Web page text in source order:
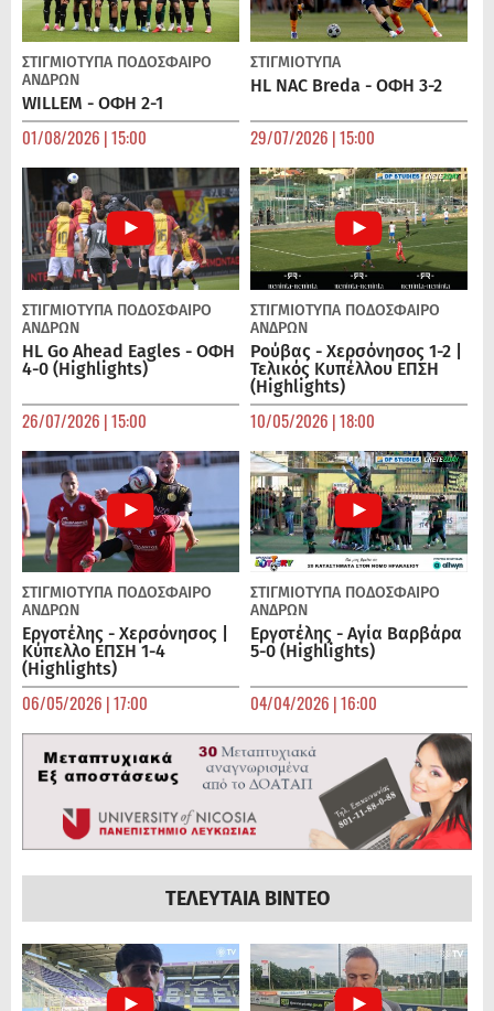
ΣΤΙΓΜΙΟΤΥΠΑ ΠΟΔΌΣΦΑΙΡΟ
ΑΝΔΡΏΝ
WILLEM - ΟΦΗ 2-1
01/08/2026 | 15:00
ΣΤΙΓΜΙΟΤΥΠΑ
HL NAC Breda - ΟΦΗ 3-2
29/07/2026 | 15:00
ΣΤΙΓΜΙΟΤΥΠΑ ΠΟΔΌΣΦΑΙΡΟ
ΑΝΔΡΏΝ
HL Go Ahead Eagles - ΟΦΗ
4-0 (Highlights)
26/07/2026 | 15:00
ΣΤΙΓΜΙΟΤΥΠΑ ΠΟΔΌΣΦΑΙΡΟ
ΑΝΔΡΏΝ
Ρούβας - Χερσόνησος 1-2 |
Τελικός Κυπέλλου ΕΠΣΗ
(Highlights)
10/05/2026 | 18:00
ΣΤΙΓΜΙΟΤΥΠΑ ΠΟΔΌΣΦΑΙΡΟ
ΑΝΔΡΏΝ
Εργοτέλης - Χερσόνησος |
Κύπελλο ΕΠΣΗ 1-4
(Highlights)
06/05/2026 | 17:00
ΣΤΙΓΜΙΟΤΥΠΑ ΠΟΔΌΣΦΑΙΡΟ
ΑΝΔΡΏΝ
Εργοτέλης - Αγία Βαρβάρα
5-0 (Highlights)
04/04/2026 | 16:00
ΤΕΛΕΥΤΑΙΑ ΒΙΝΤΕΟ